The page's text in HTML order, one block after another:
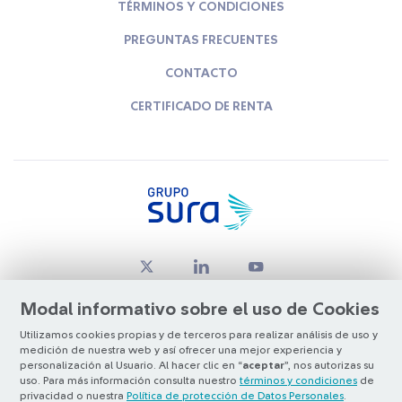
Modal informativo sobre el uso de Cookies
Utilizamos cookies propias y de terceros para realizar análisis de uso y
medición de nuestra web y así ofrecer una mejor experiencia y
personalización al Usuario. Al hacer clic en “aceptar”, nos autorizas su
uso. Para más información consulta nuestro términos y condiciones de
privacidad o nuestra Política de protección de Datos Personales
TÉRMINOS Y CONDICIONES
PREGUNTAS FRECUENTES
CONTACTO
CERTIFICADO DE RENTA
© Copyright Grupo SURA 2026